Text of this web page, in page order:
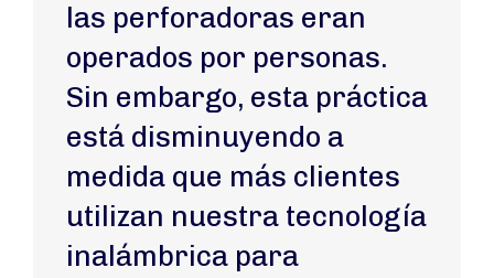
las perforadoras eran
operados por personas.
Sin embargo, esta práctica
está disminuyendo a
medida que más clientes
utilizan nuestra tecnología
inalámbrica para